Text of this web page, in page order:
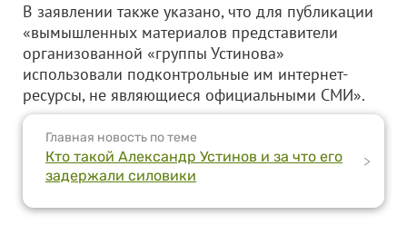
В заявлении также указано, что для публикации
«вымышленных материалов представители
организованной «группы Устинова»
использовали подконтрольные им интернет-
ресурсы, не являющиеся официальными СМИ».
Главная новость по теме
Кто такой Александр Устинов и за что его
задержали силовики
>